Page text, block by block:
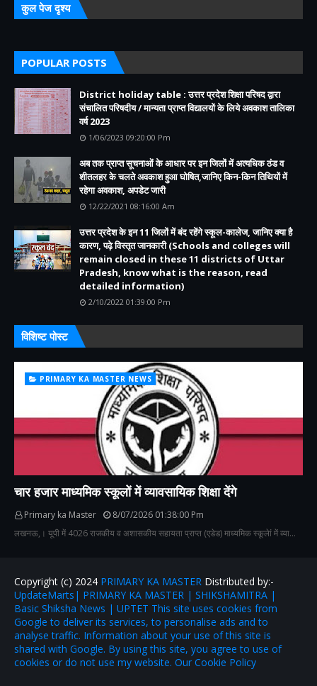
कुल पेज दृश्य
POPULAR POSTS
District holiday table : उत्तर प्रदेश शिक्षा परिषद द्वारा
संचालित परिषदीय / मान्यता प्राप्त विद्यालयों के लिये अवकाश तालिका
वर्ष 2023
1/06/2023 09:20:00 Pm
अब तक प्राप्त सूचनाओं के आधार पर इन जिलों में अत्यधिक ठंड व
शीतलहर के चलते अवकाश हुआ घोषित,जानिए किन-किन तिथियों में
रहेगा अवकाश, अपडेट जारी
12/22/2021 08:16:00 Am
उत्तर प्रदेश के इन 11 जिलों में बंद रहेंगे स्कूल-कालेज, जानिए क्या है
कारण, पढ़े विस्तृत जानकारी (Schools and colleges will
remain closed in these 11 districts of Uttar
Pradesh, know what is the reason, read
detailed information)
2/10/2022 01:39:00 Pm
विशिष्ट पोस्ट
PRIMARY KA MASTER NEWS
चार हजार माध्यमिक स्कूलों में व्यावसायिक शिक्षा देंगे
Primary ka Master
8/07/2026 01:38:00 Pm
लखनऊ,। यूपी में 4026 राजकीय व अशासकीय सहायता प्राप्त (एडेड) माध्यमिक स्कूलेां में व्या…
Copyright (c) 2024 PRIMARY KA MASTER Distributed by:-
UpdateMarts| PRIMARY KA MASTER | SHIKSHAMITRA |
Basic Shiksha News | UPTET This site uses cookies from
Google to deliver its services, to personalise ads and to
analyse traffic. Information about your use of this site is
shared with Google. By using this site, you agree to use of
cookies or do not use my website. Our Cookie Policy